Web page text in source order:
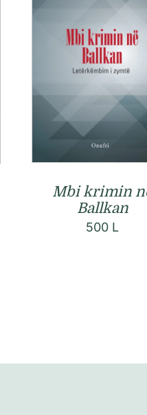
Mbi krimin
Ballkan
500 L